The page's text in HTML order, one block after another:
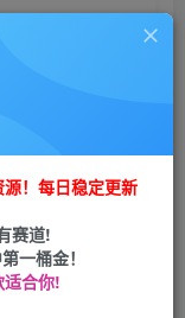
，可保存购买订单
！每日稳定更新
赛道!
一桶金！
合你!